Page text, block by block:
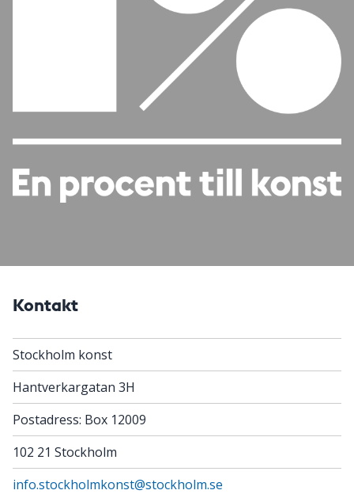
Kontakt
Stockholm konst
Hantverkargatan 3H
Postadress: Box 12009
102 21 Stockholm
info.stockholmkonst@stockholm.se